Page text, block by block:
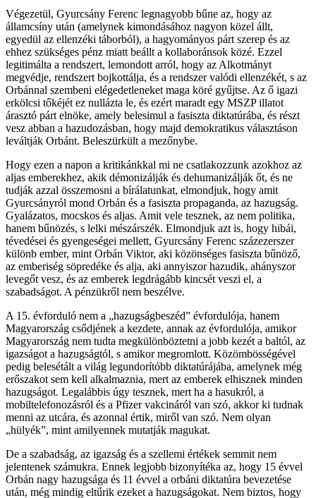
Végezetül, Gyurcsány Ferenc legnagyobb bűne az, hogy az
államcsíny után (amelynek kimondásához nagyon közel állt,
egyedül az ellenzéki táborból), a hagyományos párt szerep és az
ehhez szükséges pénz miatt beállt a kollaboránsok közé. Ezzel
legitimálta a rendszert, lemondott arról, hogy az Alkotmányt
megvédje, rendszert bojkottálja, és a rendszer valódi ellenzékét, s az
Orbánnal szembeni elégedetleneket maga köré gyűjtse. Az ő igazi
erkölcsi tőkéjét ez nullázta le, és ezért maradt egy MSZP illatot
árasztó párt elnöke, amely belesimul a fasiszta diktatúrába, és részt
vesz abban a hazudozásban, hogy majd demokratikus választáson
leváltják Orbánt. Beleszürkült a mezőnybe.
Hogy ezen a napon a kritikánkkal mi ne csatlakozzunk azokhoz az
aljas emberekhez, akik démonizálják és dehumanizálják őt, és ne
tudják azzal összemosni a bírálatunkat, elmondjuk, hogy amit
Gyurcsányról mond Orbán és a fasiszta propaganda, az hazugság.
Gyalázatos, mocskos és aljas. Amit vele tesznek, az nem politika,
hanem bűnözés, s lelki mészárszék. Elmondjuk azt is, hogy hibái,
tévedései és gyengeségei mellett, Gyurcsány Ferenc százezerszer
különb ember, mint Orbán Viktor, aki közönséges fasiszta bűnöző,
az emberiség söpredéke és alja, aki annyiszor hazudik, ahányszor
levegőt vesz, és az emberek legdrágább kincsét veszi el, a
szabadságot. A pénzükről nem beszélve.
A 15. évforduló nem a „hazugságbeszéd” évfordulója, hanem
Magyarország csődjének a kezdete, annak az évfordulója, amikor
Magyarország nem tudta megkülönböztetni a jobb kezét a baltól, az
igazságot a hazugságtól, s amikor megromlott. Közömbösségével
pedig belesétált a világ legundorítóbb diktatúrájába, amelynek még
erőszakot sem kell alkalmaznia, mert az emberek elhisznek minden
hazugságot. Legalábbis úgy tesznek, mert ha a hasukról, a
mobiltelefonozásról és a Pfizer vakcináról van szó, akkor ki tudnak
menni az utcára, és azonnal értik, miről van szó. Nem olyan
„hülyék”, mint amilyennek mutatják magukat.
De a szabadság, az igazság és a szellemi értékek semmit nem
jelentenek számukra. Ennek legjobb bizonyítéka az, hogy 15 évvel
Orbán nagy hazugsága és 11 évvel a orbáni diktatúra bevezetése
után, még mindig eltűrik ezeket a hazugságokat. Nem biztos, hogy